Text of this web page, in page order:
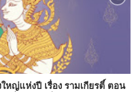
หญ่แห่งปี เรื่อง รามเกียรติ์ ตอน